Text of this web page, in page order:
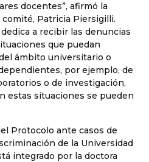
docentes”, afirmó la
Patricia Piersigilli.
a recibir las denuncias
que puedan
ámbito universitario o
por ejemplo, de
o de investigación,
estas situaciones se pueden
Protocolo ante casos de
de la Universidad
integrado por la doctora